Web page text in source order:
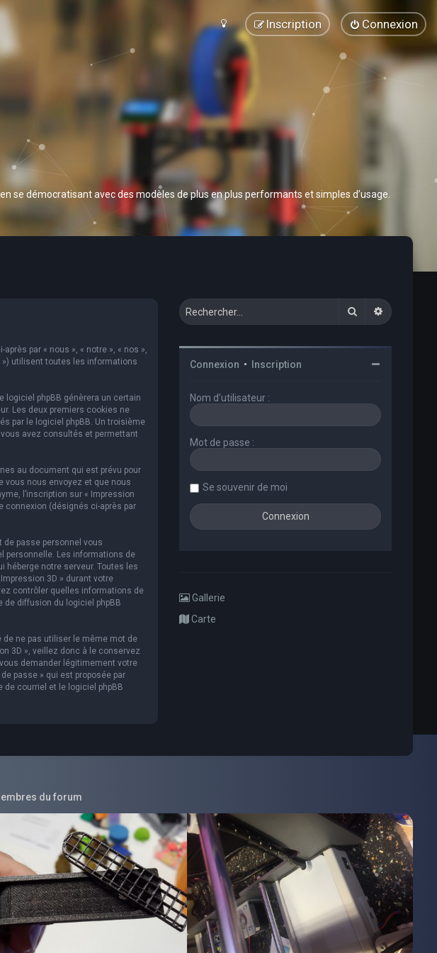
Connexion
Inscription
se démocratisant avec des modèles de plus en plus performants et simples d’usage.
par « nous », « notre », « nos »,
») utilisent toutes les informations
logiciel phpBB génèrera un certain
Les deux premiers cookies ne
par le logiciel phpBB. Un troisième
avez consultés et permettant
au document qui est prévu pour
vous nous envoyez et que nous
l’inscription sur « Impression
connexion (désignés ci-après par
de passe personnel vous
personnelle. Les informations de
héberge notre serveur. Toutes les
3D » durant votre
contrôler quelles informations de
de diffusion du logiciel phpBB
ne pas utiliser le même mot de
3D », veillez donc à le conservez
demander légitimement votre
passe » qui est proposée par
courriel et le logiciel phpBB
Rechercher
Connexion • Inscription
Nom d’utilisateur :
Mot de passe :
Se souvenir de moi
Gallerie
Carte
du forum